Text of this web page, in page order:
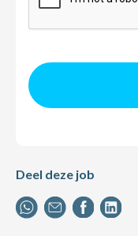
Deel deze job